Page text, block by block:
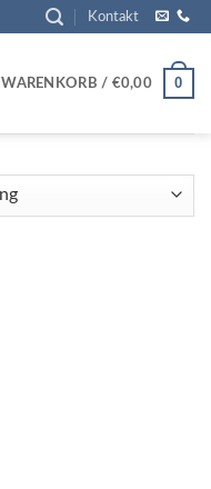
Kontakt
WARENKORB / €0,00 0